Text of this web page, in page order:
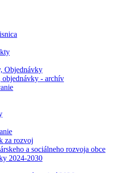
Objednávky
- archív
za rozvoj
a sociálneho rozvoja obce
2024-2030